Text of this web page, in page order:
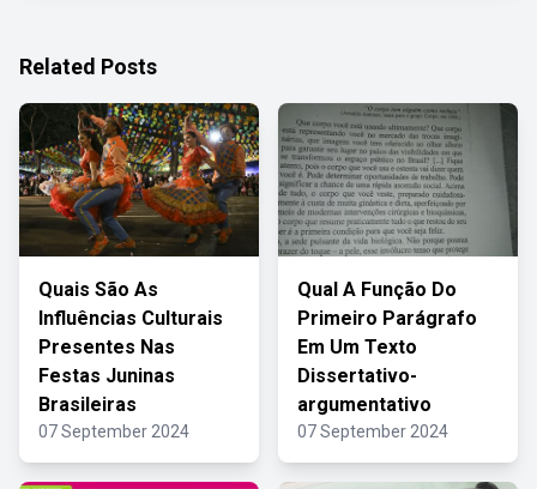
Related Posts
Quais São As
Influências Culturais
Presentes Nas
Festas Juninas
Brasileiras
07 September 2024
Qual A Função Do
Primeiro Parágrafo
Em Um Texto
Dissertativo-
argumentativo
07 September 2024